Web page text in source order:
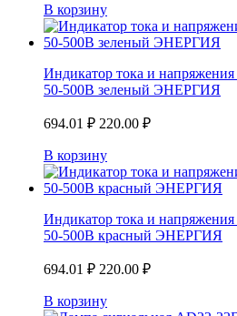
В корзину
Индикатор тока и
50-500В зеленый ЭНЕРГИЯ
694.01 ₽ 220.00 ₽
В корзину
Индикатор тока и
50-500В красный ЭНЕРГИЯ
694.01 ₽ 220.00 ₽
В корзину